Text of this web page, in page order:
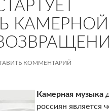
КАМЕРНОЙ
КОММЕНТАРИЙ
Камерная музыка
россиян является